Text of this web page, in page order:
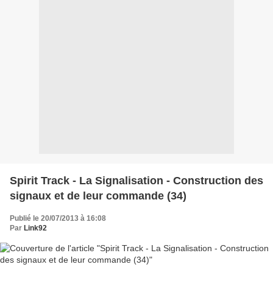
Spirit Track - La Signalisation - Construction des
signaux et de leur commande (34)
Publié le 20/07/2013 à 16:08
Par Link92